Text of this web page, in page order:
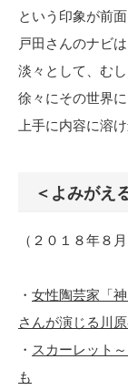
という印象が前
戸田さんのナビは
淡々として、む
徐々にその世界
上手に内容に溶
＜よみがえ
（２０１８年８
・ 女性陶芸家「
さんが演じる川
・ スカーレット
も